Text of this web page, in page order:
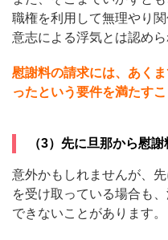
職権を利用して無理やり
意志による浮気とは認めら
慰謝料の請求には、あく
ったという要件を満たすこ
（3）先に旦那から慰
意外かもしれませんが、
を受け取っている場合も
できないことがあります。